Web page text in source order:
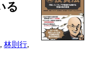
る
, 林則行,